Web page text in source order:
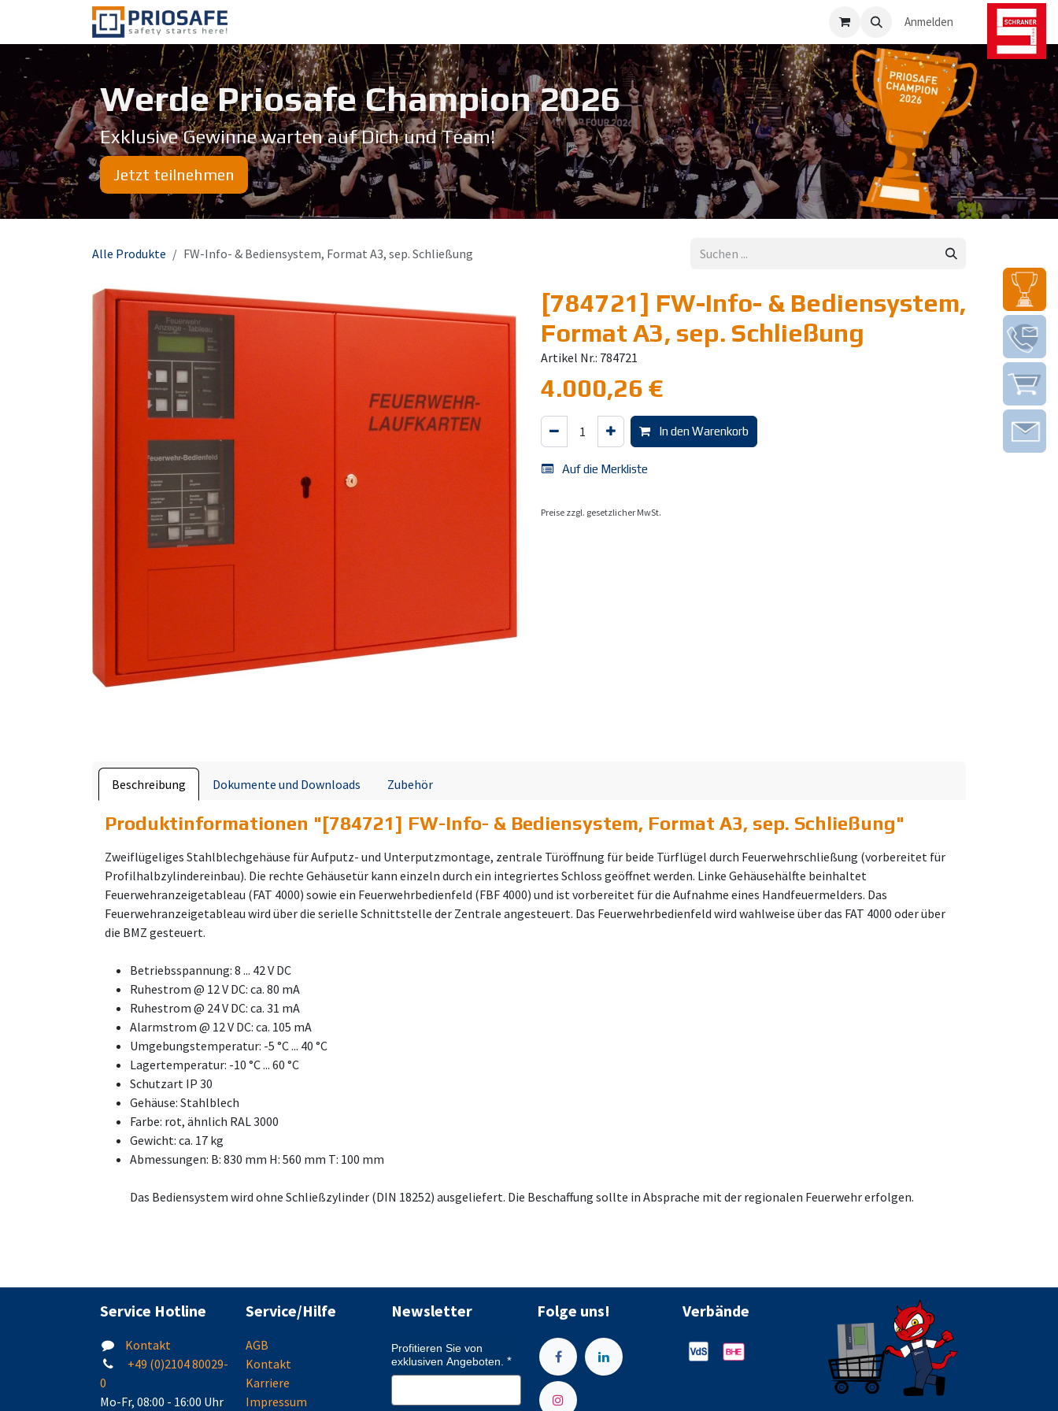
Zum Inhalt springen
Anmelden
Jetzt teilnehmen
Werde Priosafe Champion 20​26
Exklusive Gewinne warten auf Dich und Team!
Alle Produkte FW-Info- & Bediensystem, Format A3, sep. Schließung
[784721] FW-Info- & Bediensystem,
Format A3, sep. Schließung
Artikel Nr.: 784721
4.000,26 €
In den Warenkorb
Auf die Merkliste
Preise zzgl. gesetzlicher MwSt.
Beschreibung Dokumente und Downloads Zubehör
Produktinformationen "[784721] FW-Info- & Bediensystem, Format A3, sep. Schließung"
Zweiflügeliges Stahlblechgehäuse für Aufputz- und Unterputzmontage, zentrale Türöffnung für beide Türflügel durch Feuerwehrschließung (vorbereitet für
Profilhalbzylindereinbau). Die rechte Gehäusetür kann einzeln durch ein integriertes Schloss geöffnet werden. Linke Gehäusehälfte beinhaltet
Feuerwehranzeigetableau (FAT 4000) sowie ein Feuerwehrbedienfeld (FBF 4000) und ist vorbereitet für die Aufnahme eines Handfeuermelders. Das
Feuerwehranzeigetableau wird über die serielle Schnittstelle der Zentrale angesteuert. Das Feuerwehrbedienfeld wird wahlweise über das FAT 4000 oder über
die BMZ gesteuert.
Betriebsspannung: 8 ... 42 V DC
Ruhestrom @ 12 V DC: ca. 80 mA
Ruhestrom @ 24 V DC: ca. 31 mA
Alarmstrom @ 12 V DC: ca. 105 mA
Umgebungstemperatur: -5 °C ... 40 °C
Lagertemperatur: -10 °C ... 60 °C
Schutzart IP 30
Gehäuse: Stahlblech
Farbe: rot, ähnlich RAL 3000
Gewicht: ca. 17 kg
Abmessungen: B: 830 mm H: 560 mm T: 100 mm
Das Bediensystem wird ohne Schließzylinder (DIN 18252) ausgeliefert. Die Beschaffung sollte in Absprache mit der regionalen Feuerwehr erfolgen.
Service Hotline
Kontakt
+49 (0)2104 80029-
0
Mo-Fr, 08:00 - 16:00 Uhr
Service/Hilfe
AGB
Kontakt
Karriere
Impressum
Newsletter
Profitieren Sie von
exklusiven Angeboten.
Folge uns! Verbände